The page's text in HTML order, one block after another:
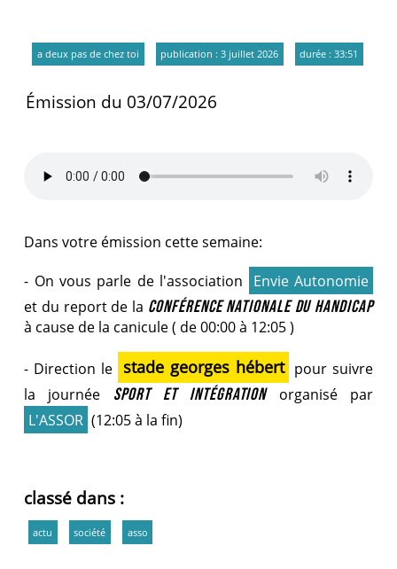
a deux pas de chez toi publication : 3 juillet 2026 durée : 33:51
Émission du 03/07/2026
Dans votre émission cette semaine:
- On vous parle de l'association
Envie Autonomie
et du report de la CONFÉRENCE NATIONALE DU HANDICAP
à cause de la canicule ( de 00:00 à 12:05 )
- Direction le stade georges hébert pour suivre
la journée SPORT ET INTÉGRATIONorganisé par
L'ASSOR (12:05 à la fin)
classé dans :
actu société asso